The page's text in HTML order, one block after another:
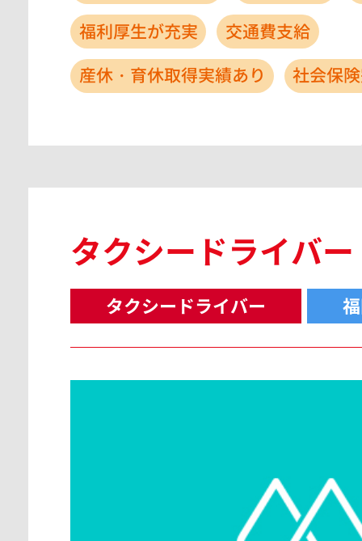
福利厚生が充実
交通費支給
産休・育休取得実績あり
社会保
タクシードライバー
タクシードライバー